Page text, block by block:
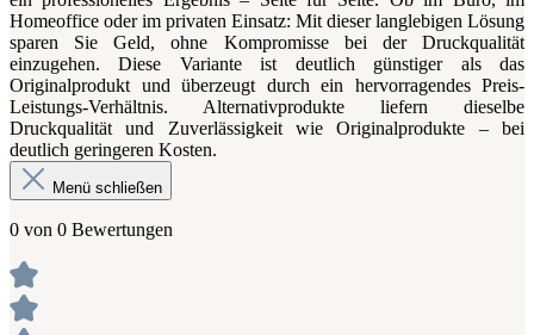
Homeoffice oder im privaten Einsatz: Mit dieser langlebigen Lösung
sparen Sie Geld, ohne Kompromisse bei der Druckqualität
einzugehen. Diese Variante ist deutlich günstiger als das
Originalprodukt und überzeugt durch ein hervorragendes Preis-
Leistungs-Verhältnis. Alternativprodukte liefern dieselbe
Druckqualität und Zuverlässigkeit wie Originalprodukte – bei
deutlich geringeren Kosten.
Menü schließen
0 von 0 Bewertungen